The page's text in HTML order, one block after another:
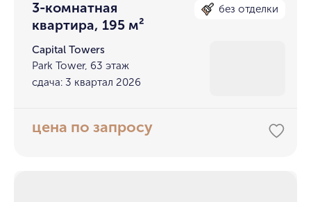
3-комнатная
квартира, 195 м²
без отделки
Capital Towers
Park Tower, 63 этаж
сдача: 3 квартал 2026
цена по запросу